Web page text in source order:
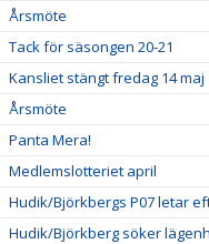
Årsmöte
Tack för säsongen 20-21
Kansliet stängt fredag 14 maj
Årsmöte
Panta Mera!
Medlemslotteriet april
Hudik/Björkbergs P07 letar
Hudik/Björkberg söker